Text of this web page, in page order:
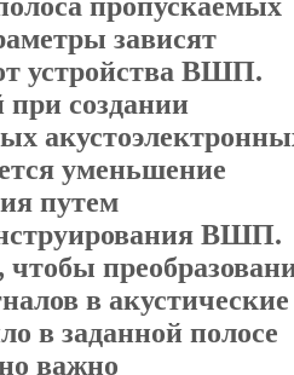
зависят
устройства ВШП.
создании
уменьшение
путем
ВШП.
в
в заданной полосе
важно